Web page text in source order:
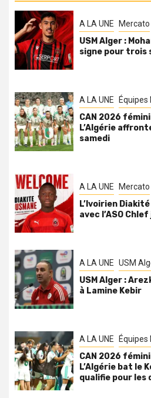
A LA UNE Mercato
USM Alger :
signe pour trois
A LA UNE Équipes
CAN 2026
L’Algérie
samedi
A LA UNE Mercato
L’Ivoirien
avec l’ASO
A LA UNE USM
USM Alger :
à Lamine Kebir
A LA UNE Équipes
CAN 2026
L’Algérie bat le
qualifie pour les